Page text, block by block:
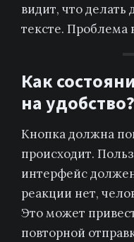
видит, что
тексте. Проблема
Как
на удобство?
Кнопка должна
происходит.
интерфейс
реакции нет,
Это может
повторной